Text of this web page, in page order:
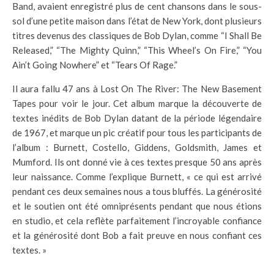
Band, avaient enregistré plus de cent chansons dans le sous-
sol d’une petite maison dans l’état de New York, dont plusieurs
titres devenus des classiques de Bob Dylan, comme “I Shall Be
Released,” “The Mighty Quinn,” “This Wheel’s On Fire,” “You
Ain’t Going Nowhere” et “Tears Of Rage.”
Il aura fallu 47 ans à Lost On The River: The New Basement
Tapes pour voir le jour. Cet album marque la découverte de
textes inédits de Bob Dylan datant de la période légendaire
de 1967, et marque un pic créatif pour tous les participants de
l’album : Burnett, Costello, Giddens, Goldsmith, James et
Mumford. Ils ont donné vie à ces textes presque 50 ans après
leur naissance. Comme l’explique Burnett, « ce qui est arrivé
pendant ces deux semaines nous a tous bluffés. La générosité
et le soutien ont été omniprésents pendant que nous étions
en studio, et cela reflète parfaitement l’incroyable confiance
et la générosité dont Bob a fait preuve en nous confiant ces
textes. »